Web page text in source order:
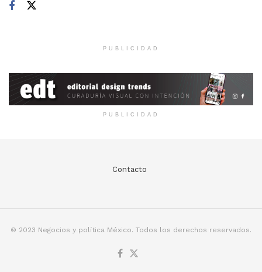
PUBLICIDAD
PUBLICIDAD
Contacto
© 2023 Negocios y política México. Todos los derechos reservados.